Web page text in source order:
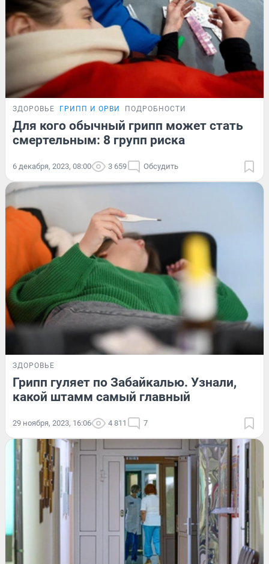
ЗДОРОВЬЕ ГРИПП И ОРВИ ПОДРОБНОСТИ
Для кого обычный грипп может стать
смертельным: 8 групп риска
6 декабря, 2023, 08:00 3 659 Обсудить
ЗДОРОВЬЕ
Грипп гуляет по Забайкалью. Узнали,
какой штамм самый главный
29 ноября, 2023, 16:06 4 811 7